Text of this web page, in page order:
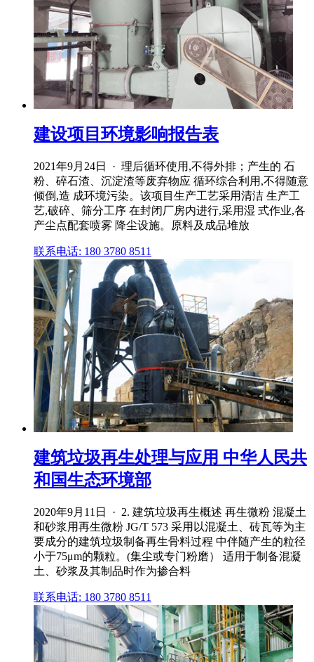
建设项目环境影响报告表
2021年9月24日 · 理后循环使用,不得外排；产生的 石
粉、碎石渣、沉淀渣等废弃物应 循环综合利用,不得随意
倾倒,造 成环境污染。该项目生产工艺采用清洁 生产工
艺,破碎、筛分工序 在封闭厂房内进行,采用湿 式作业,各
产尘点配套喷雾 降尘设施。原料及成品堆放
联系电话: 180 3780 8511
建筑垃圾再生处理与应用 中华人民共
和国生态环境部
2020年9月11日 · 2. 建筑垃圾再生概述 再生微粉 混凝土
和砂浆用再生微粉 JG/T 573 采用以混凝土、砖瓦等为主
要成分的建筑垃圾制备再生骨料过程 中伴随产生的粒径
小于75μm的颗粒。(集尘或专门粉磨） 适用于制备混凝
土、砂浆及其制品时作为掺合料
联系电话: 180 3780 8511